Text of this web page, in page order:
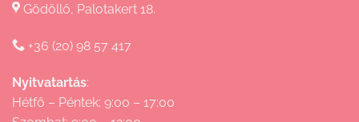
Gödöllő, Palotakert 18.
+36 (20) 98 57 417
Nyitvatartás:
Hétfő – Péntek: 9:00 – 17:00